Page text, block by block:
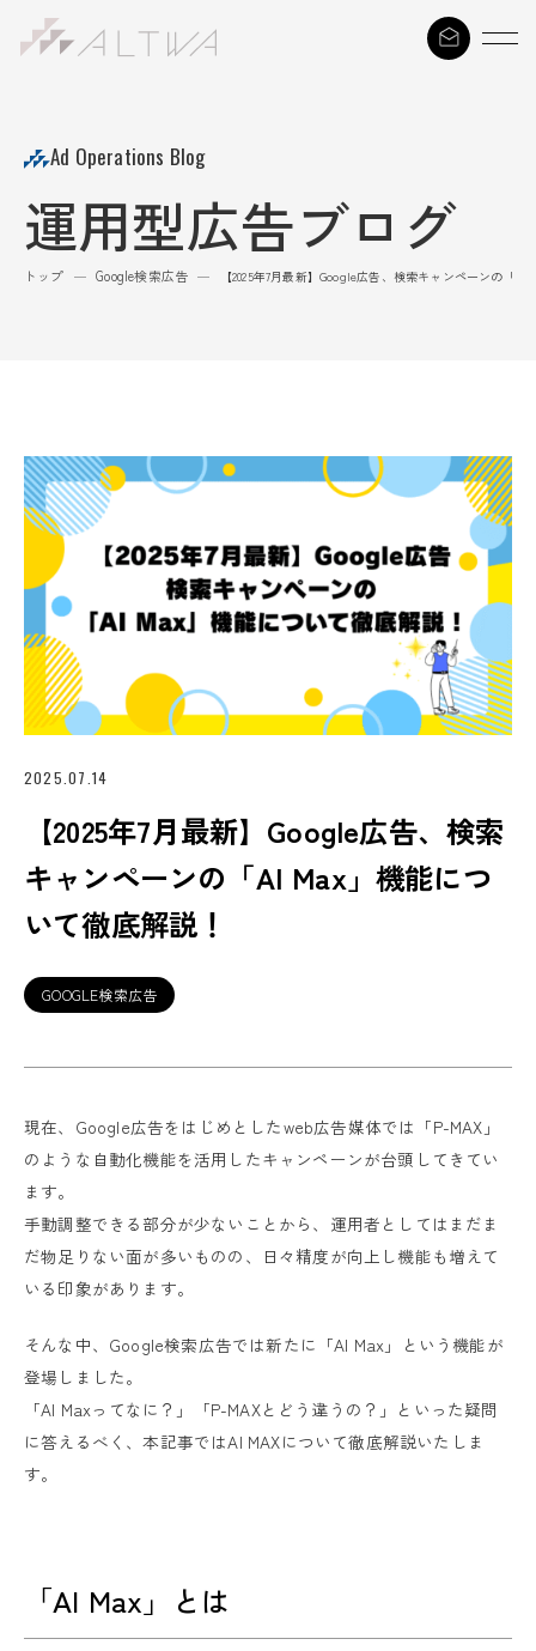
Ad Operations Blog
運用型広告ブログ
トップ — Google検索広告 — 【2025年7月最新】Google広告、検索キャンペーンの「
2025.07.14
【2025年7月最新】Google広告、検索
キャンペーンの「AI Max」機能につ
いて徹底解説！
GOOGLE検索広告
現在、Google広告をはじめとしたweb広告媒体では「P-MAX」
のような自動化機能を活用したキャンペーンが台頭してきてい
ます。
手動調整できる部分が少ないことから、運用者としてはまだま
だ物足りない面が多いものの、日々精度が向上し機能も増えて
いる印象があります。
そんな中、Google検索広告では新たに「AI Max」という機能が
登場しました。
「AI Maxってなに？」「P-MAXとどう違うの？」といった疑問
に答えるべく、本記事ではAI MAXについて徹底解説いたしま
す。
「AI Max」とは